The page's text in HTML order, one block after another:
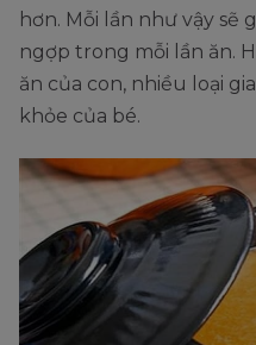
hơn. Mỗi lần như vậy sẽ
ngợp trong mỗi lần ăn.
ăn của con, nhiều loại
khỏe của bé.